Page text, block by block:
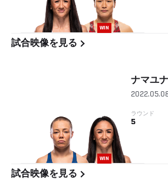
WIN
試合映像を見る
WIN
ナマユ
ラウンド
5
試合映像を見る